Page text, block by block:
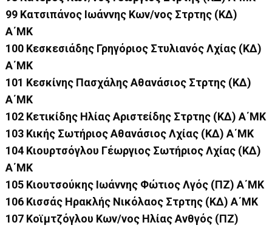
99 Κατσιπάνος Ιωάννης Κων/νος Στρτης (ΚΔ)
Α΄ΜΚ
100 Κεσκεσιάδης Γρηγόριος Στυλιανός Λχίας (ΚΔ)
Α΄ΜΚ
101 Κεσκίνης Πασχάλης Αθανάσιος Στρτης (ΚΔ)
Α΄ΜΚ
102 Κετικίδης Ηλίας Αριστείδης Στρτης (ΚΔ) Α΄ΜΚ
103 Κικής Σωτήριος Αθανάσιος Λχίας (ΚΔ) Α΄ΜΚ
104 Κιουρτσόγλου Γέωργιος Σωτήριος Λχίας (ΚΔ)
Α΄ΜΚ
105 Κιουτσούκης Ιωάννης Φώτιος Λγός (ΠΖ) Α΄ΜΚ
106 Κισσάς Ηρακλής Νικόλαος Στρτης (ΚΔ) Α΄ΜΚ
107 Κοϊμτζόγλου Κων/νος Ηλίας Ανθγός (ΠΖ)